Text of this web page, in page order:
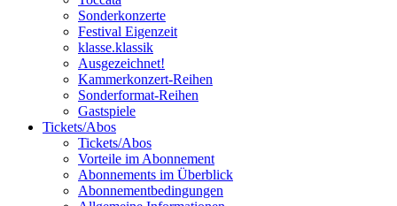
Sonderkonzerte
Festival Eigenzeit
klasse.klassik
Ausgezeichnet!
Kammerkonzert-Reihen
Sonderformat-Reihen
Gastspiele
Tickets/Abos
Tickets/Abos
Vorteile im Abonnement
Abonnements im Überblick
Abonnement­bedingungen